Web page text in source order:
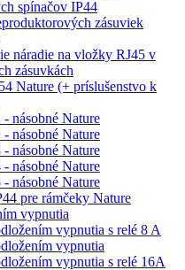
spínačov IP44
zásuviek
náradie na vložky RJ45 v
zásuvkách
Nature (+ príslušenstvo k
násobné Nature
násobné Nature
násobné Nature
násobné Nature
násobné Nature
pre rámčeky Nature
vypnutia
vypnutia s relé 8 A
vypnutia
vypnutia s relé 16A